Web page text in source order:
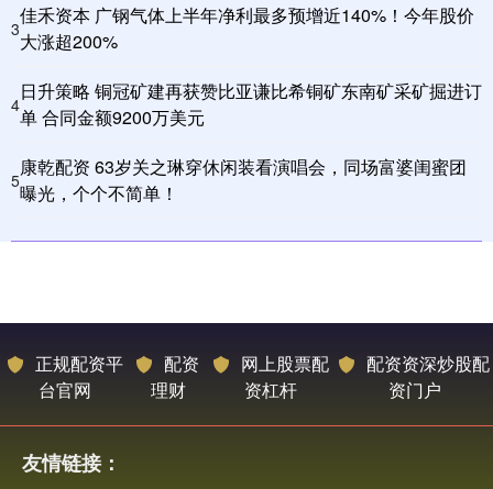
3
佳禾资本 广钢气体上半年净利最多预增近140%！今年股价
大涨超200%
4
日升策略 铜冠矿建再获赞比亚谦比希铜矿东南矿采矿掘进订
单 合同金额9200万美元
5
康乾配资 63岁关之琳穿休闲装看演唱会，同场富婆闺蜜团
曝光，个个不简单！
正规配资平
台官网
配资
理财
网上股票配
资杠杆
配资资深炒股配
资门户
友情链接：